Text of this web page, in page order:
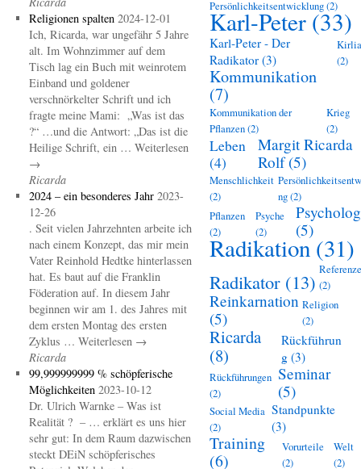
Religionen spalten 2024-12-01
Ich, Ricarda, war ungefähr 5 Jahre
alt. Im Wohnzimmer auf dem
Tisch lag ein Buch mit weinrotem
Einband und goldener
verschnörkelter Schrift und ich
fragte meine Mami: „Was ist das
?“ …und die Antwort: „Das ist die
Heilige Schrift, ein … Weiterlesen
→
Ricarda
2024 – ein besonderes Jahr 2023-
12-26
. Seit vielen Jahrzehnten arbeite ich
nach einem Konzept, das mir mein
Vater Reinhold Hedtke hinterlassen
hat. Es baut auf die Franklin
Föderation auf. In diesem Jahr
beginnen wir am 1. des Jahres mit
dem ersten Montag des ersten
Zyklus … Weiterlesen →
Ricarda
99,999999999 % schöpferische
Möglichkeiten 2023-10-12
Dr. Ulrich Warnke – Was ist
Realität ? – … erklärt es uns hier
sehr gut: In dem Raum dazwischen
steckt DEiN schöpferisches
Persönlichkeitsentwicklung(2)
Karl-Peter (33)
Karl-Peter - Der
Radikator (3)
(2)
Kommunikation
(7)
Kommunikation der
Pflanzen(2)
Krieg
(2)
Leben
(4)
Margit Ricarda
Rolf(5)
Menschlichkeit
(2)
ng(2)
Pflanzen
(2)
Psyche
(2)
(5)
Radikation(31)
Radikator (13) (2)
Reinkarnation
(5)
Religion
(2)
Ricarda
(8)
Rückführun
g (3)
Rückführungen
(2)
Seminar
(5)
Social Media
(2)
Standpunkte
(3)
Training
(6)
Vorurteile
(2)
Welt
(2)